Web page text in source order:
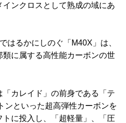
インクロスとして熟成の域にあ
はるかにしのぐ「M40X」は、
に属する高性能カーボンの世
カレイド」の前身である「テ
ンといった超高弾性カーボンを
に投入し、「超軽量」、「圧